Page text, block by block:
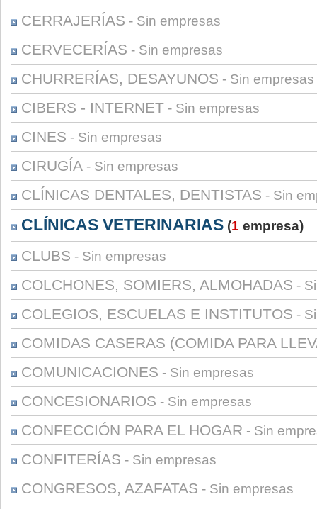
CERRAJERÍAS - Sin empresas
CERVECERÍAS - Sin empresas
CHURRERÍAS, DESAYUNOS - Sin empresas
CIBERS - INTERNET - Sin empresas
CINES - Sin empresas
CIRUGÍA - Sin empresas
CLÍNICAS DENTALES, DENTISTAS - Sin
CLÍNICAS VETERINARIAS (1 empresa)
CLUBS - Sin empresas
COLCHONES, SOMIERS, ALMOHADAS -
COLEGIOS, ESCUELAS E INSTITUTOS -
COMIDAS CASERAS (COMIDA PARA
COMUNICACIONES - Sin empresas
CONCESIONARIOS - Sin empresas
CONFECCIÓN PARA EL HOGAR - Sin
CONFITERÍAS - Sin empresas
CONGRESOS, AZAFATAS - Sin empresas